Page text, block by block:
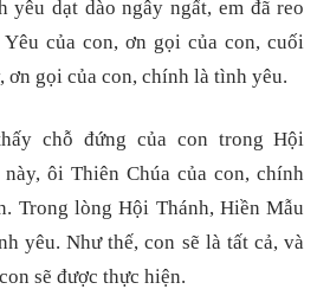
yêu dạt dào ngây ngất, em đã reo
của con, ơn gọi của con, cuối
ơn gọi của con, chính là tình yêu.
chỗ đứng của con trong Hội
ôi Thiên Chúa của con, chính
Trong lòng Hội Thánh, Hiền Mẫu
yêu. Như thế, con sẽ là tất cả, và
sẽ được thực hiện.